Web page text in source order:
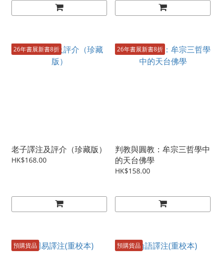
26年書展新書8折
老子譯注及評介（珍藏版）
HK$168.00
26年書展新書8折
判教與圓教：牟宗三哲學中
的天台佛學
HK$158.00
預購貨品 預購貨品